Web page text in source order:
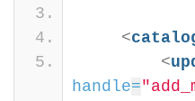
<
<
handle=